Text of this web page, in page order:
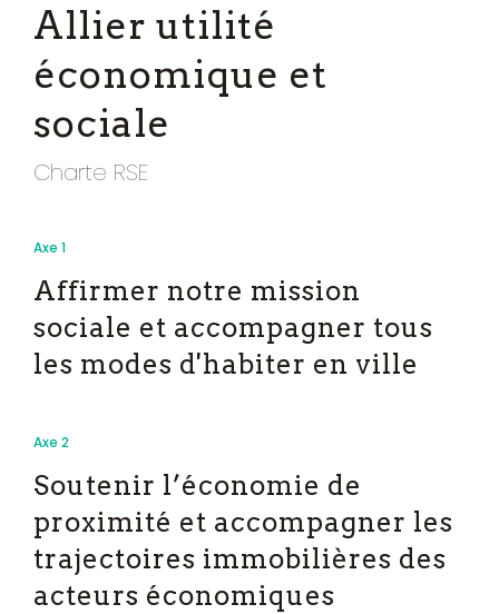
Allier utilité
économique et
sociale
Charte RSE
Axe 1
Affir­mer notre mission
sociale et accompagner tous
les modes d'habiter en ville
Axe 2
Soutenir l’économie de
proximité et accompagner les
trajectoires immobilières des
acteurs économiques